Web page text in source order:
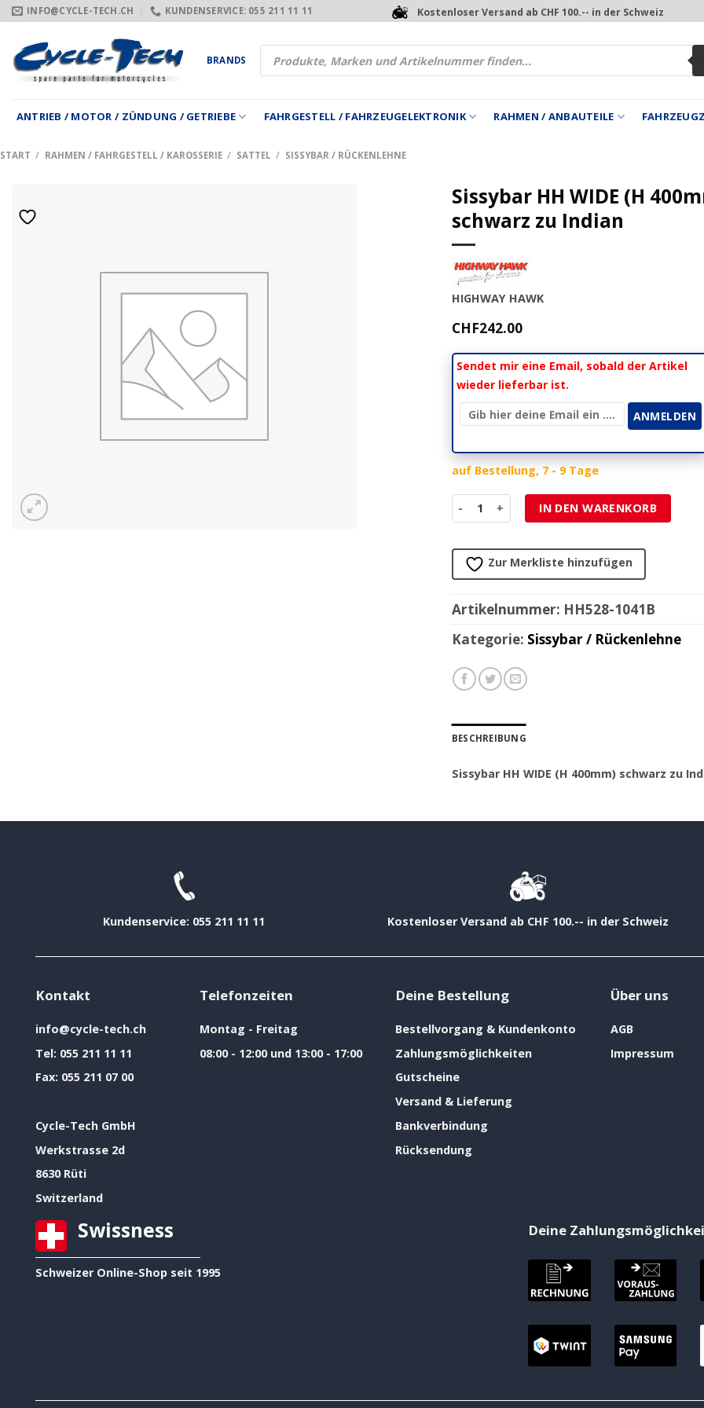
Zum
Inhalt
springen
INFO@CYCLE-TECH.CH KUNDENSERVICE: 055 211 11 11 Kostenloser Versand ab CHF 100.-- in der Schweiz
BRANDS
Products
search
ANTRIEB / MOTOR / ZÜNDUNG / GETRIEBE FAHRGESTELL / FAHRZEUGELEKTRONIK RAHMEN / ANBAUTEILE
START / RAHMEN / FAHRGESTELL / KAROSSERIE / SATTEL / SISSYBAR / RÜCKENLEHNE
Sissybar HH WIDE (H
schwarz zu Indian
HIGHWAY HAWK
CHF242.00
Sendet mir eine Email, sobald der Artikel
wieder lieferbar ist.
auf Bestellung, 7 - 9 Tage
Sissybar HH WIDE (H 400mm) schwarz zu Indian
IN DEN WARENKORB
Zur Merkliste hinzufügen
Artikelnummer: HH528-1041B
Kategorie: Sissybar / Rückenlehne
BESCHREIBUNG
Sissybar HH WIDE (H 400mm) schwarz zu
Kundenservice: 055 211 11 11 Kostenloser Versand ab CHF 100.-- in der Schweiz
Kontakt
info@cycle-tech.ch
Tel: 055 211 11 11
Fax: 055 211 07 00
Cycle-Tech GmbH
Werkstrasse 2d
8630 Rüti
Switzerland
Telefonzeiten
Montag - Freitag
08:00 - 12:00 und 13:00 - 17:00
Deine Bestellung
Bestellvorgang & Kundenkonto
Zahlungsmöglichkeiten
Gutscheine
Versand & Lieferung
Bankverbindung
Rücksendung
Über uns
AGB
Impressum
Swissness
Schweizer Online-Shop seit 1995
Deine